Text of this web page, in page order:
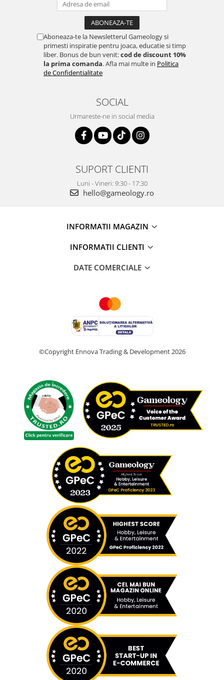
Aboneaza-te la Newsletterul Gameology si
primesti inspiratie pentru joaca, educatie si timp
liber. Bonus de bun venit:cod de discount 10%
la prima comanda. Afla mai multe in Politica
de Confidentialitate
SOCIAL
Urmareste-ne in social media
SUPORT CLIENTI
Luni - Vineri: 9:30 - 17:30
hello@gameology.ro
INFORMATII MAGAZIN
INFORMATII CLIENTI
DATE COMERCIALE
©Copyright Ennova Trading & Development 2026